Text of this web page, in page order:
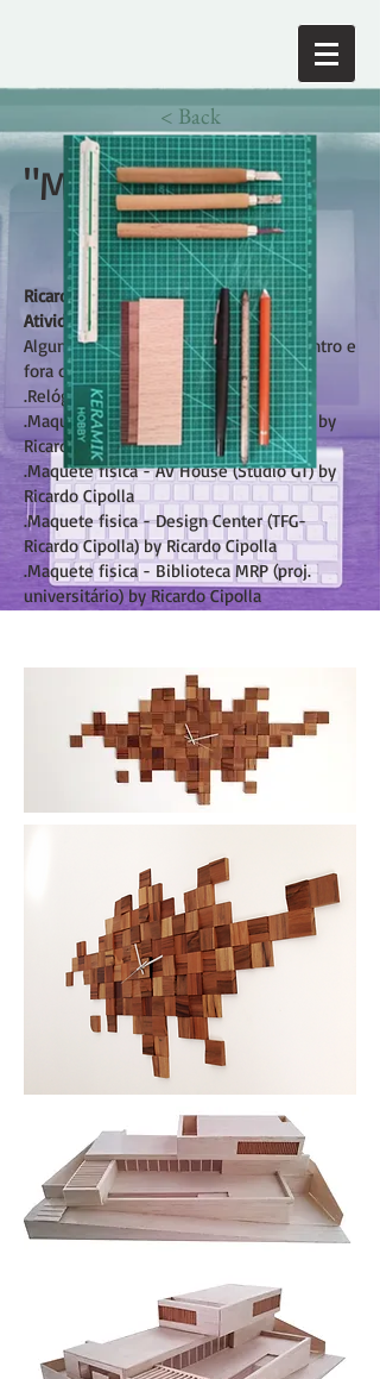
< Back
"Made by hand"
Ricardo Cipolla de Andrade
Atividades
Alguns projetos e produtos criados dentro e
fora do escritório onde trabalha.
.Relógio Mara by Ricardo Cipolla
.Maquete fisica - ZZ House (Studio GT) by
Ricardo Cipolla
.Maquete fisica - AV House (Studio GT) by
Ricardo Cipolla
.Maquete fisica - Design Center (TFG-
Ricardo Cipolla) by Ricardo Cipolla
.Maquete fisica - Biblioteca MRP (proj.
universitário) by Ricardo Cipolla